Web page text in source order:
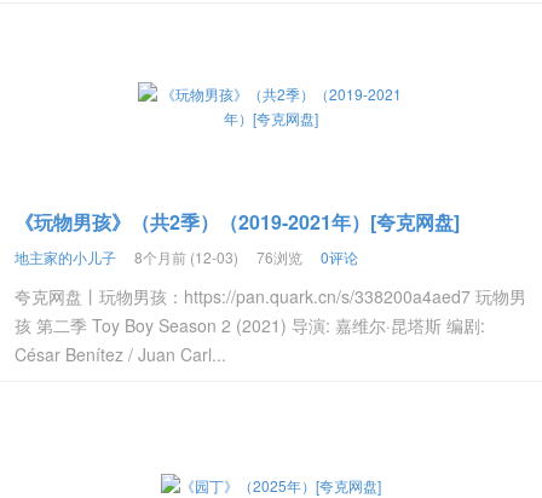
《玩物男孩》（共2季）（2019-2021年）[夸克网盘]
地主家的小儿子 8个月前 (12-03) 76浏览 0评论
夸克网盘丨玩物男孩：https://pan.quark.cn/s/338200a4aed7 玩物男
孩 第二季 Toy Boy Season 2 (2021) 导演: 嘉维尔·昆塔斯 编剧:
César Benítez / Juan Carl...